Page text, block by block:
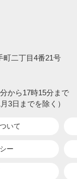
二丁目4番21号
から17時15分まで
3日までを除く）
いて
ー